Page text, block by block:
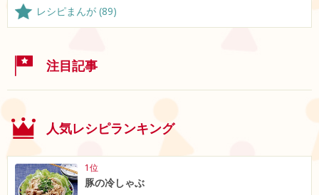
レシピまんが (89)
注目記事
人気レシピランキング
1位
豚の冷しゃぶ